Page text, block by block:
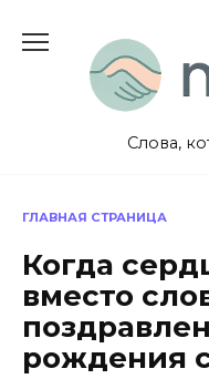
содержанию
Слова,
ГЛАВНАЯ СТРАНИЦА
Когда
вместо
рождения